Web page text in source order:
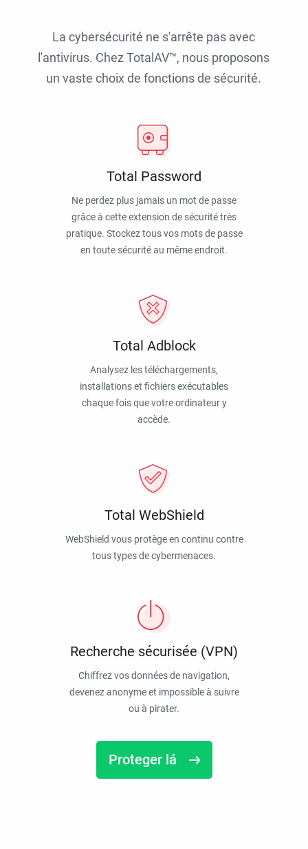
La cybersécurité ne s'arrête pas avec
l'antivirus. Chez TotalAV™, nous proposons
un vaste choix de fonctions de sécurité.
Total Password
Ne perdez plus jamais un mot de passe
grâce à cette extension de sécurité très
pratique. Stockez tous vos mots de passe
en toute sécurité au même endroit.
Total Adblock
Analysez les téléchargements,
installations et fichiers exécutables
chaque fois que votre ordinateur y
accède.
Total WebShield
WebShield vous protège en continu contre
tous types de cybermenaces.
Recherche sécurisée (VPN)
Chiffrez vos données de navigation,
devenez anonyme et impossible à suivre
ou à pirater.
Proteger lá